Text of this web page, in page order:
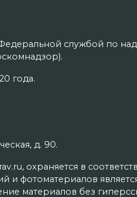
службой по
года.
д. 90.
охраняется в
и фотоматериалов
материалов без